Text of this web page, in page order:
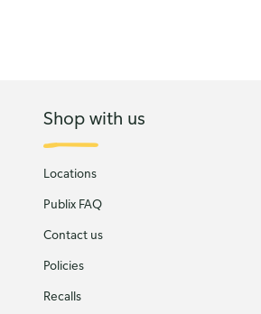
Shop with us
Locations
Publix FAQ
Contact us
Policies
Recalls